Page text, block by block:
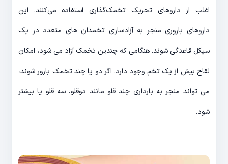
اغلب از داروهای تحریک تخمک‌گذاری استفاده می‌کنند. این
داروهای باروری منجر به آزادسازی تخمدان های متعدد در یک
سیکل قاعدگی شوند. هنگامی که چندین تخمک آزاد می شود، امکان
لقاح بیش از یک تخم وجود دارد. اگر دو یا چند تخمک بارور شوند،
می تواند منجر به بارداری چند قلو مانند دوقلو، سه قلو یا بیشتر
شود.